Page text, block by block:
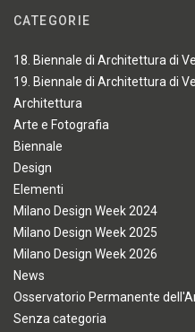
CATEGORIE
18. Biennale di Architettura di
19. Biennale di Architettura di
Architettura
Arte e Fotografia
Biennale
Design
Elementi
Milano Design Week 2024
Milano Design Week 2025
Milano Design Week 2026
News
Osservatorio Permanente
Senza categoria